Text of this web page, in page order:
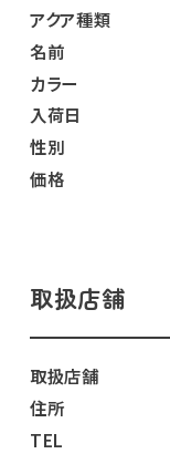
アクア種類
名前
カラー
入荷日
性別
価格
取扱店舗
取扱店舗
住所
TEL